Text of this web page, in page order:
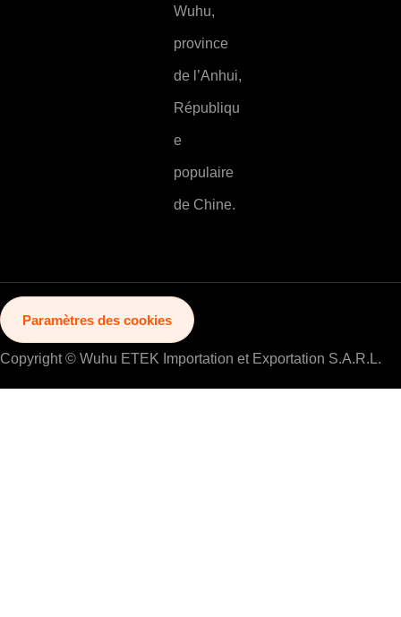
Wuhu,
province
de l’Anhui,
Républiqu
e
populaire
de Chine.
Paramètres des cookies
Copyright © Wuhu ETEK Importation et Exportation S.A.R.L.